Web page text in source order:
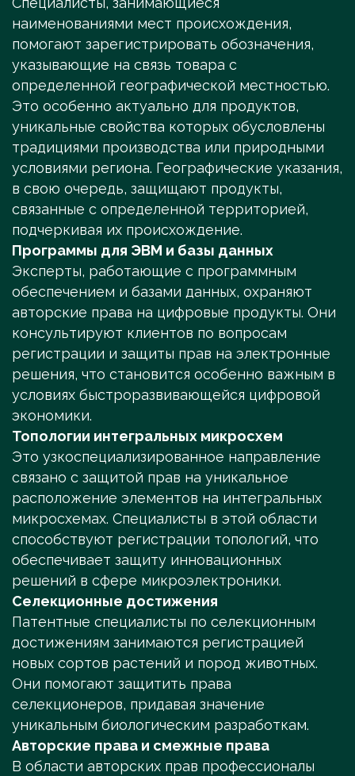
наименованиями мест происхождения,
помогают зарегистрировать обозначения,
указывающие на связь товара с
определенной географической местностью.
Это особенно актуально для продуктов,
уникальные свойства которых обусловлены
традициями производства или природными
условиями региона. Географические указания,
в свою очередь, защищают продукты,
связанные с определенной территорией,
подчеркивая их происхождение.
Программы для ЭВМ и базы данных
Эксперты, работающие с программным
обеспечением и базами данных, охраняют
авторские права на цифровые продукты. Они
консультируют клиентов по вопросам
регистрации и защиты прав на электронные
решения, что становится особенно важным в
условиях быстроразвивающейся цифровой
экономики.
Топологии интегральных микросхем
Это узкоспециализированное направление
связано с защитой прав на уникальное
расположение элементов на интегральных
микросхемах. Специалисты в этой области
способствуют регистрации топологий, что
обеспечивает защиту инновационных
решений в сфере микроэлектроники.
Селекционные достижения
Патентные специалисты по селекционным
достижениям занимаются регистрацией
новых сортов растений и пород животных.
Они помогают защитить права
селекционеров, придавая значение
уникальным биологическим разработкам.
Авторские права и смежные права
В области авторских прав профессионалы